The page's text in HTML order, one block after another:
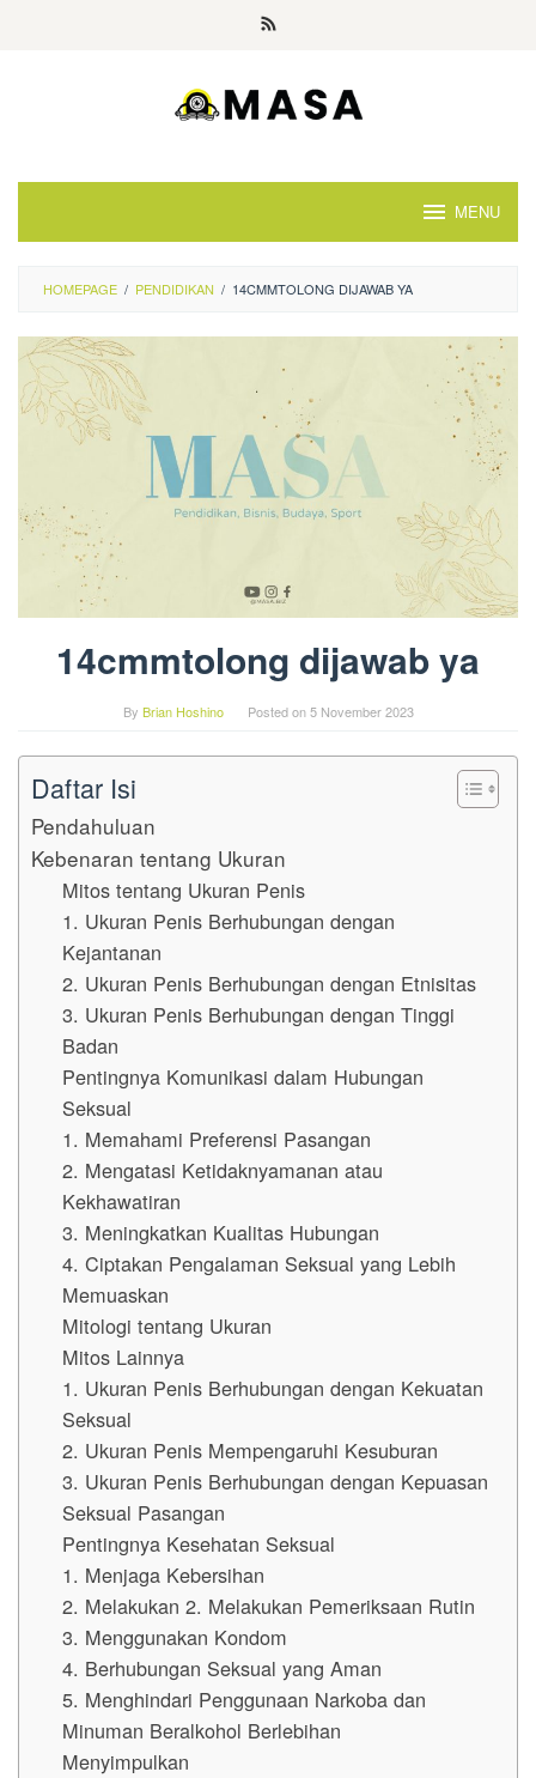
MENU
HOMEPAGE / PENDIDIKAN / 14CMMTOLONG DIJAWAB YA
14cmmtolong dijawab ya
By Brian Hoshino Posted on5 November 2023
Daftar Isi
Pendahuluan
Kebenaran tentang Ukuran
Mitos tentang Ukuran Penis
1. Ukuran Penis Berhubungan dengan
Kejantanan
2. Ukuran Penis Berhubungan dengan Etnisitas
3. Ukuran Penis Berhubungan dengan Tinggi
Badan
Pentingnya Komunikasi dalam Hubungan
Seksual
1. Memahami Preferensi Pasangan
2. Mengatasi Ketidaknyamanan atau
Kekhawatiran
3. Meningkatkan Kualitas Hubungan
4. Ciptakan Pengalaman Seksual yang Lebih
Memuaskan
Mitologi tentang Ukuran
Mitos Lainnya
1. Ukuran Penis Berhubungan dengan Kekuatan
Seksual
2. Ukuran Penis Mempengaruhi Kesuburan
3. Ukuran Penis Berhubungan dengan Kepuasan
Seksual Pasangan
Pentingnya Kesehatan Seksual
1. Menjaga Kebersihan
2. Melakukan 2. Melakukan Pemeriksaan Rutin
3. Menggunakan Kondom
4. Berhubungan Seksual yang Aman
5. Menghindari Penggunaan Narkoba dan
Minuman Beralkohol Berlebihan
Menyimpulkan